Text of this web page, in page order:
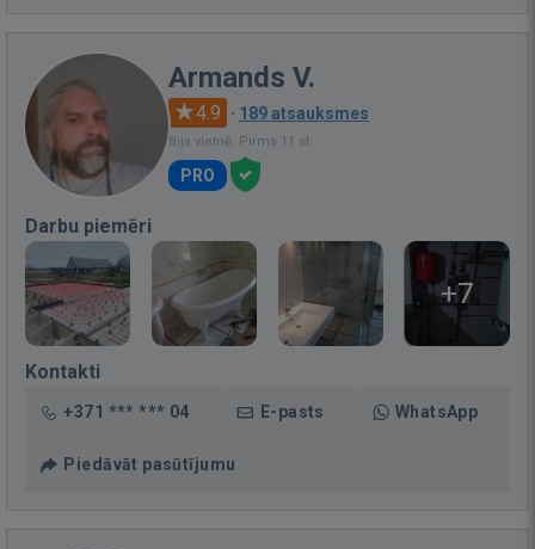
Armands V.
4.9 · 189 atsauksmes
Bija vietnē: Pirms 11 st.
PRO
Darbu piemēri
+7
Kontakti
+371 *** *** 04 E-pasts WhatsApp
Piedāvāt pasūtījumu